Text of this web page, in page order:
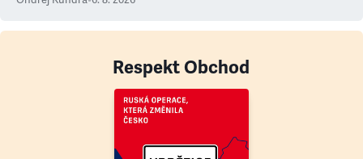
Respekt Obchod